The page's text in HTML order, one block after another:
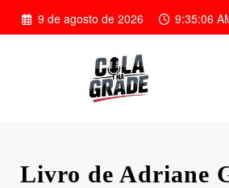
Pular
para
9 de agosto de 2026 9:35:08
Livro de Adriane